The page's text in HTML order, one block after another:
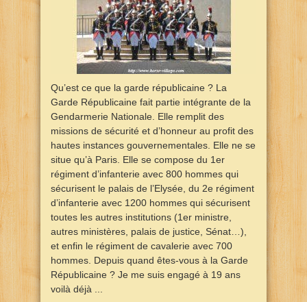
Qu’est ce que la garde républicaine ? La
Garde Républicaine fait partie intégrante de la
Gendarmerie Nationale. Elle remplit des
missions de sécurité et d’honneur au profit des
hautes instances gouvernementales. Elle ne se
situe qu’à Paris. Elle se compose du 1er
régiment d’infanterie avec 800 hommes qui
sécurisent le palais de l’Elysée, du 2e régiment
d’infanterie avec 1200 hommes qui sécurisent
toutes les autres institutions (1er ministre,
autres ministères, palais de justice, Sénat…),
et enfin le régiment de cavalerie avec 700
hommes. Depuis quand êtes-vous à la Garde
Républicaine ? Je me suis engagé à 19 ans
voilà déjà ...